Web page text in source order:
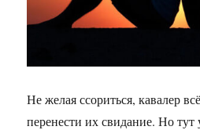
Не желая ссориться, кавалер
перенести их свидание. Но тут